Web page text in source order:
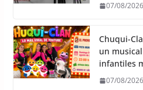
07/08/2026
Chuqui-
un
infantiles
07/08/2026